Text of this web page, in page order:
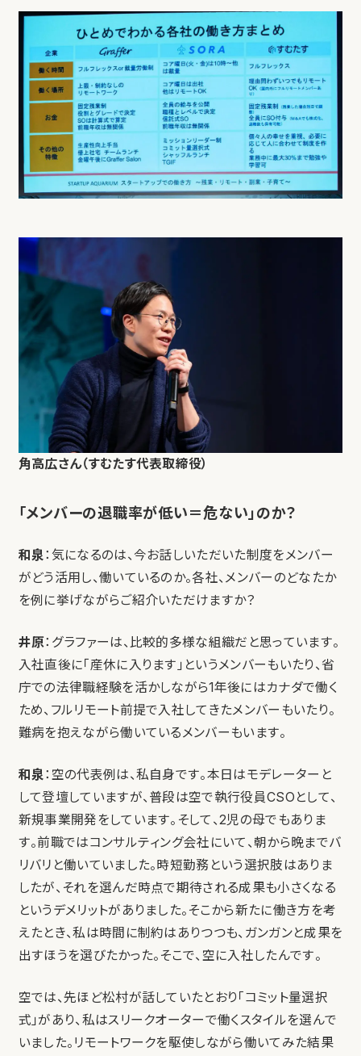
角高広さん（すむたす代表取締役）
「メンバーの退職率が低い＝危ない」のか？
和泉：気になるのは、今お話しいただいた制度をメンバー
がどう活用し、働いているのか。各社、メンバーのどなたか
を例に挙げながらご紹介いただけますか？
井原：グラファーは、比較的多様な組織だと思っています。
入社直後に「産休に入ります」というメンバーもいたり、省
庁での法律職経験を活かしながら1年後にはカナダで働く
ため、フルリモート前提で入社してきたメンバーもいたり。
難病を抱えながら働いているメンバーもいます。
和泉：空の代表例は、私自身です。本日はモデレーターと
して登壇していますが、普段は空で執行役員CSOとして、
新規事業開発をしています。そして、2児の母でもありま
す。前職ではコンサルティング会社にいて、朝から晩までバ
リバリと働いていました。時短勤務という選択肢はありま
したが、それを選んだ時点で期待される成果も小さくなる
というデメリットがありました。そこから新たに働き方を考
えたとき、私は時間に制約はありつつも、ガンガンと成果を
出すほうを選びたかった。そこで、空に入社したんです。
空では、先ほど松村が話していたとおり「コミット量選択
式」があり、私はスリークオーターで働くスタイルを選んで
いました。リモートワークを駆使しながら働いてみた結果